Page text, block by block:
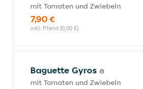
mit Tomaten und Zwiebeln
7,90 €
inkl. Pfand (0,00 €)
Baguette Gyros
mit Tomaten und Zwiebeln